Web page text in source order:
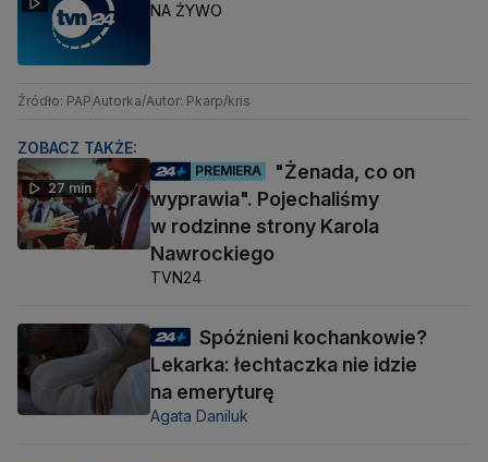
NA ŻYWO
Źródło: PAP Autorka/Autor: Pkarp/kris
ZOBACZ TAKŻE:
27 min
PREMIERA
"Żenada, co on
wyprawia". Pojechaliśmy
w rodzinne strony Karola
Nawrockiego
TVN24
Spóźnieni kochankowie?
Lekarka: łechtaczka nie idzie
na emeryturę
Agata Daniluk